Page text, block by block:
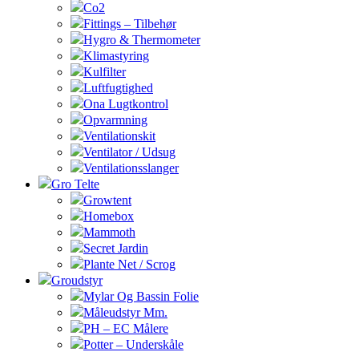
Co2
Fittings – Tilbehør
Hygro & Thermometer
Klimastyring
Kulfilter
Luftfugtighed
Ona Lugtkontrol
Opvarmning
Ventilationskit
Ventilator / Udsug
Ventilationsslanger
Gro Telte
Growtent
Homebox
Mammoth
Secret Jardin
Plante Net / Scrog
Groudstyr
Mylar Og Bassin Folie
Måleudstyr Mm.
PH – EC Målere
Potter – Underskåle